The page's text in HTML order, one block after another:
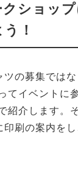
ショップ
！
の募集ではな
てイベントに
紹介します。
刷の案内を